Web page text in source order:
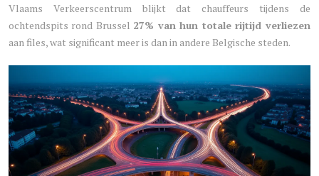
Vlaams Verkeerscentrum blijkt dat chauffeurs tijdens de
ochtendspits rond Brussel 27% van hun totale rijtijd verliezen
aan files, wat significant meer is dan in andere Belgische steden.